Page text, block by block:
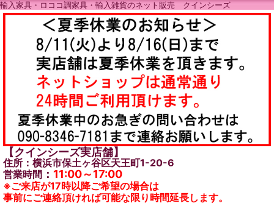
輸入家具・ロココ調家具・輸入雑貨のネット販売 クインシーズ
【クインシーズ実店舗】
住所：横浜市保土ヶ谷区天王町1-20-6
営業時間 ： 11:00～17:00
※ご来店が17時以降ご希望の場合は
事前にご連絡頂ければ可能な限り時間延長します。